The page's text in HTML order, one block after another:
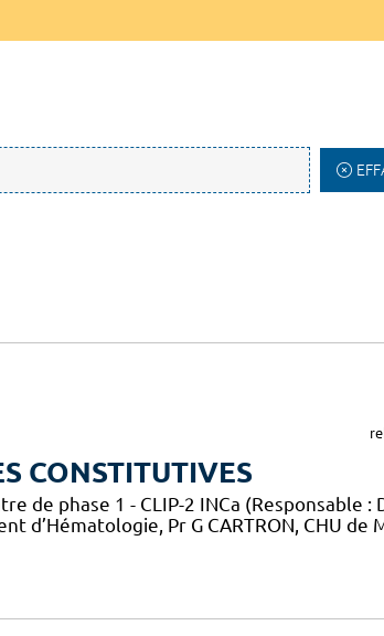
CONSTITUTIVES
de phase 1 - CLIP-2 INCa (Responsable :
d’Hématologie, Pr G CARTRON, CHU